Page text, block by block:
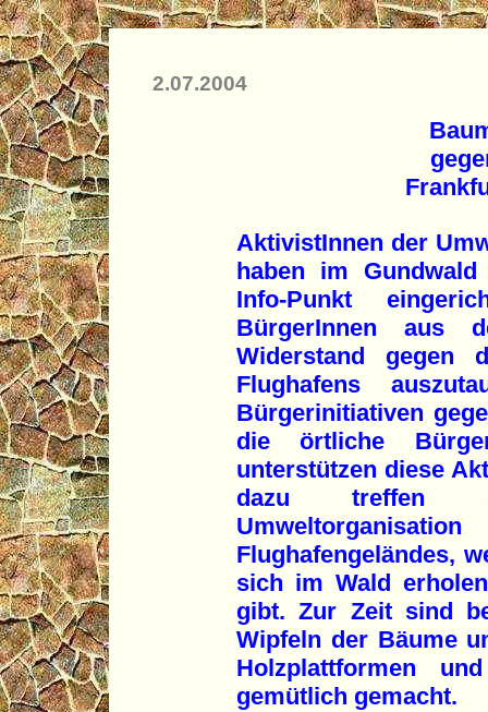
2.07.2004
AktivistInnen der
haben im
Info-Punkt
BürgerInnen aus
Widerstand gegen
Flughafens
Bürgerinitiativen
die örtliche
unterstützen diese
dazu treffen
Flughafengeländes,
sich im Wald
gibt. Zur Zeit sind
Wipfeln der Bäume
Holzplattformen
gemütlich gemacht.